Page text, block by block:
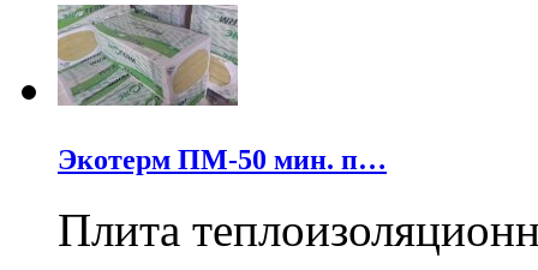
Экотерм ПМ-50 мин. п…
Плита